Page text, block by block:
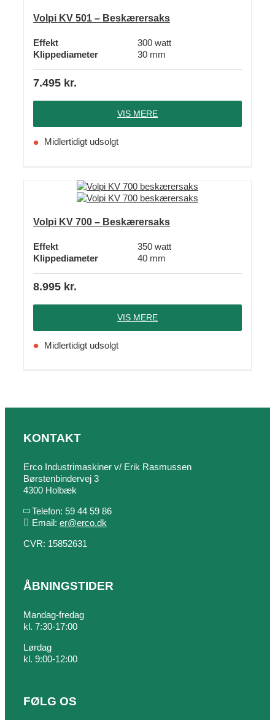
Volpi KV 501 – Beskærersaks
Effekt
300 watt
Klippediameter
30 mm
7.495 kr.
VIS MERE
Midlertidigt udsolgt
Volpi KV 700 – Beskærersaks
Effekt
350 watt
Klippediameter
40 mm
8.995 kr.
VIS MERE
Midlertidigt udsolgt
KONTAKT
Erco Industrimaskiner v/ Erik Rasmussen
Børstenbindervej 3
4300 Holbæk
Telefon: 59 44 59 86
Email: er@erco.dk
CVR: 15852631
ÅBNINGSTIDER
Mandag-fredag
kl. 7:30-17:00
Lørdag
kl. 9:00-12:00
FØLG OS